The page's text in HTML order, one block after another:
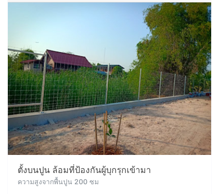
ตั้งบนปูน ล้อมที่ป้องกันผู้บุกรุกเข้ามา
ความสูงจากพื้นปูน 200 ซม